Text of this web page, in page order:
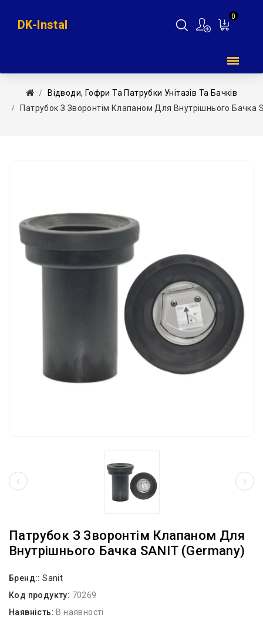
0
DK-Instal
Відводи, Гофри Та Патрубки Унітазів Та Бачків
Патрубок З Зворонтім Клапаном Для Внутрішнього Бачка
Патрубок З Зворонтім Клапаном Для
Внутрішнього Бачка SANIT (Germany)
Бренд::Sanit
Код продукту: 70269
Наявність: В наявності